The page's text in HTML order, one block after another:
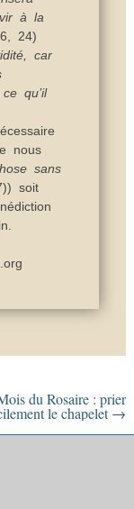
à la
24)
car
qu’il
nous
sans
soit
du Rosaire : prier
le chapelet→